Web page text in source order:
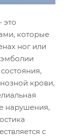
это
которые
ног или
крови,
нарушения,
с